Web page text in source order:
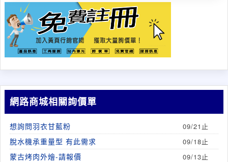
網路商城相關詢價單
想詢問羽衣甘藍粉 09/21止
脫水機承重量型 有此需求 09/18止
蒙古烤肉外燴-請報價 09/13止